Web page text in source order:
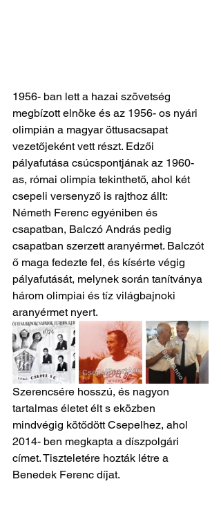
1956- ban lett a hazai szövetség
megbízott elnöke és az 1956- os nyári
olimpián a magyar öttusacsapat
vezetőjeként vett részt. Edzői
pályafutása csúcspontjának az 1960-
as, római olimpia tekinthető, ahol két
csepeli versenyző is rajthoz állt:
Németh Ferenc egyéniben és
csapatban, Balczó András pedig
csapatban szerzett aranyérmet. Balczót
ő maga fedezte fel, és kísérte végig
pályafutását, melynek során tanítványa
három olimpiai és tíz világbajnoki
aranyérmet nyert.
Szerencsére hosszú, és nagyon
tartalmas életet élt s eközben
mindvégig kötődött Csepelhez, ahol
2014- ben megkapta a díszpolgári
címet. Tiszteletére hozták létre a
Benedek Ferenc díjat.